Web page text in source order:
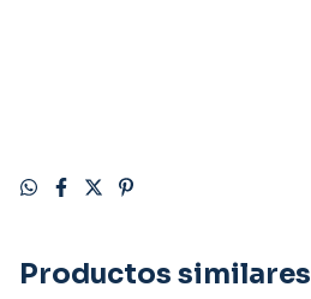
Productos similares